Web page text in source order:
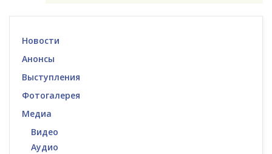
Новости
Анонсы
Выступления
Фотогалерея
Медиа
Видео
Аудио